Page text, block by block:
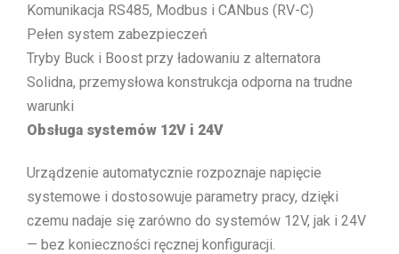
Komunikacja RS485, Modbus i CANbus (RV-C)
Pełen system zabezpieczeń
Tryby Buck i Boost przy ładowaniu z alternatora
Solidna, przemysłowa konstrukcja odporna na trudne
warunki
Obsługa systemów 12V i 24V
Urządzenie automatycznie rozpoznaje napięcie
systemowe i dostosowuje parametry pracy, dzięki
czemu nadaje się zarówno do systemów 12V, jak i 24V
— bez konieczności ręcznej konfiguracji.